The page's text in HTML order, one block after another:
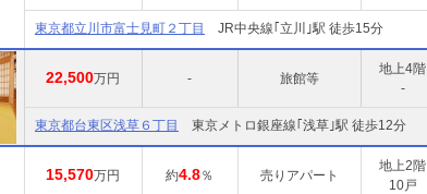
東京都立川市富士見町２丁目 JR中央線｢立川｣駅 徒歩15分
22,500万円 - 旅館等
地上4階
-
東京都台東区浅草６丁目 東京メトロ銀座線｢浅草｣駅 徒歩12分
15,570万円 約4.8％ 売りアパート
地上2階
10戸